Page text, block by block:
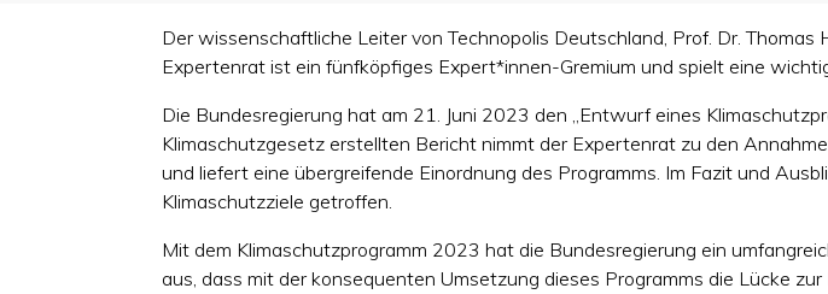
Der wissenschaftliche Leiter von Technopolis Deutschland, Prof. Dr.
Expertenrat ist ein fünfköpfiges Expert*innen-Gremium und spielt eine
Die Bundesregierung hat am 21. Juni 2023 den „Entwurf eines
Klimaschutzgesetz erstellten Bericht nimmt der Expertenrat zu den
und liefert eine übergreifende Einordnung des Programms. Im Fazit und
Klimaschutzziele getroffen.
Mit dem Klimaschutzprogramm 2023 hat die Bundesregierung ein
aus, dass mit der konsequenten Umsetzung dieses Programms die Lücke